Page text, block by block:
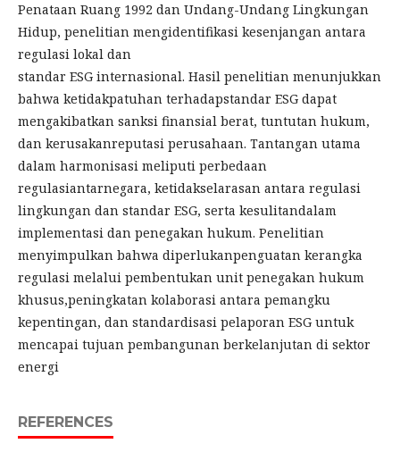
Penataan Ruang 1992 dan Undang-Undang Lingkungan
Hidup, penelitian mengidentifikasi kesenjangan antara
regulasi lokal dan
standar ESG internasional. Hasil penelitian menunjukkan
bahwa ketidakpatuhan terhadapstandar ESG dapat
mengakibatkan sanksi finansial berat, tuntutan hukum,
dan kerusakanreputasi perusahaan. Tantangan utama
dalam harmonisasi meliputi perbedaan
regulasiantarnegara, ketidakselarasan antara regulasi
lingkungan dan standar ESG, serta kesulitandalam
implementasi dan penegakan hukum. Penelitian
menyimpulkan bahwa diperlukanpenguatan kerangka
regulasi melalui pembentukan unit penegakan hukum
khusus,peningkatan kolaborasi antara pemangku
kepentingan, dan standardisasi pelaporan ESG untuk
mencapai tujuan pembangunan berkelanjutan di sektor
energi
REFERENCES